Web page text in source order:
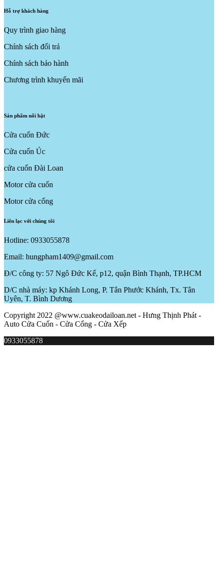
Hỗ trợ khách hàng
Quy trình giao hàng
Chính sách đổi trả
Chính sách bảo hành
Chương trình khuyến mãi
Sản phẩm nổi bật
Cửa cuốn Đức
Cửa cuốn Úc
cửa cuốn Đài Loan
Motor cửa cuốn
Motor cửa cổng
Liên lạc với chúng tôi
Hotline: 0933055878
Email: hungpham1409@gmail.com
Đ/C công ty: 57 Ngô Đức Kế, p12, quận Bình Thạnh, TP.HCM
D/C nhà máy: kp Khánh Long, P. Tân Phước Khánh, Tx. Tân
Uyên, T. Bình Dương
Copyright 2022 @www.cuakeodailoan.net - Hưng Thịnh Phát -
Auto Cửa Cuốn - Cửa Cổng - Cửa Xếp
0933055878